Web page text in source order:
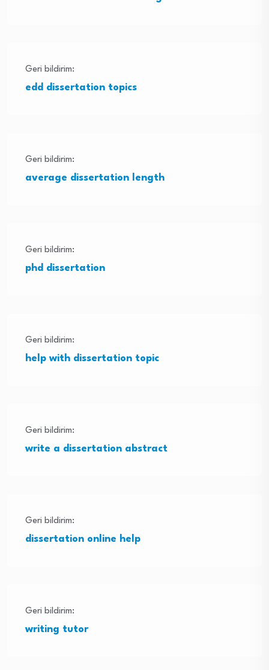
Geri bildirim:
edd dissertation topics
Geri bildirim:
average dissertation length
Geri bildirim:
phd dissertation
Geri bildirim:
help with dissertation topic
Geri bildirim:
write a dissertation abstract
Geri bildirim:
dissertation online help
Geri bildirim:
writing tutor